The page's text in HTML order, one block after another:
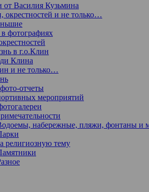
от Василия Кузьмина
окрестностей и не только…
фотографиях
в г.о.Клин
Клина
и не только…
отчеты
мероприятий
набережные, пляжи, фонтаны и
религиозную тему